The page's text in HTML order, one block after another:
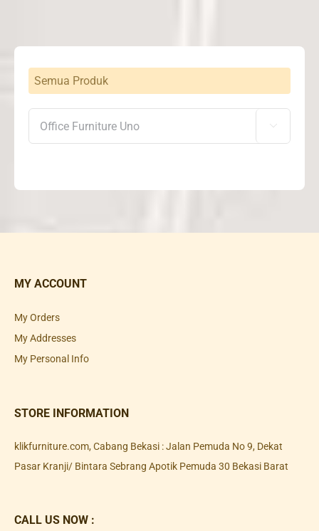
Semua Produk

MY ACCOUNT
My Orders
My Addresses
My Personal Info
STORE INFORMATION
klikfurniture.com, Cabang Bekasi : Jalan Pemuda No 9, Dekat
Pasar Kranji/ Bintara Sebrang Apotik Pemuda 30 Bekasi Barat
CALL US NOW :